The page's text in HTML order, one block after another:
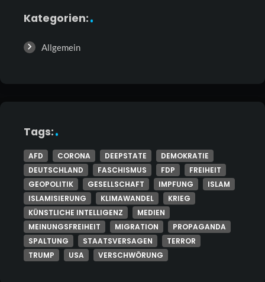
Kategorien:
Allgemein
Tags:
AFD CORONA DEEPSTATE
DEMOKRATIE
DEUTSCHLAND
FASCHISMUS FDP
FREIHEIT
GEOPOLITIK
GESELLSCHAFT IMPFUNG
ISLAM
ISLAMISIERUNG
KLIMAWANDEL
KRIEG
KÜNSTLICHE INTELLIGENZ
MEDIEN
MEINUNGSFREIHEIT
MIGRATION
PROPAGANDA
SPALTUNG
STAATSVERSAGEN
TERROR
TRUMP
USA VERSCHWÖRUNG